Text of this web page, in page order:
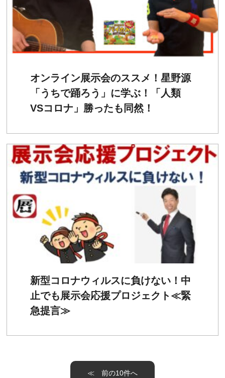
オンライン展示会のススメ！星野源
「うちで踊ろう」に学ぶ！「人類
VSコロナ」勝ったも同然！
新型コロナウィルスに負けない！中
止でも展示会応援プロジェクト≪緊
急提言≫
≪